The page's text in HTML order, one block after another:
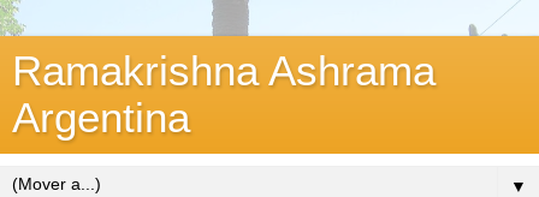
Ramakrishna Ashrama
Argentina
▼